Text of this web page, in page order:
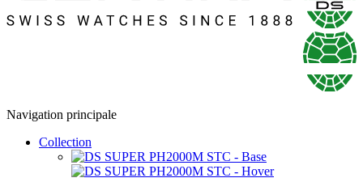
Navigation principale
Collection